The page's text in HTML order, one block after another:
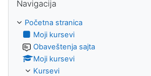
Navigacija
Početna stranica
Moji kursevi
Obaveštenja sajta
Moji kursevi
Kursevi